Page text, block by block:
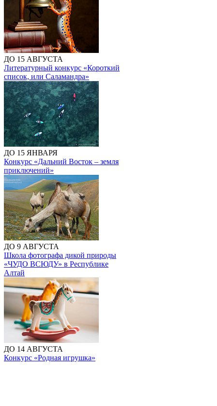
ДО 15 АВГУСТА
Литературный конкурс «Короткий
список, или Саламандра»
ДО 15 ЯНВАРЯ
Конкурс «Дальний Восток – земля
приключений»
ДО 9 АВГУСТА
Школа фотографа дикой природы
«ЧУДО ВСЮДУ» в Республике
Алтай
ДО 14 АВГУСТА
Конкурс «Родная игрушка»